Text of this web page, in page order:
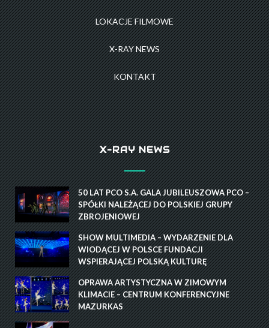
LOKACJE FILMOWE
X-RAY NEWS
KONTAKT
X-RAY NEWS
50 LAT PCO S.A. GALA JUBILEUSZOWA PCO –
SPÓŁKI NALEŻĄCEJ DO POLSKIEJ GRUPY
ZBROJENIOWEJ
SHOW MULTIMEDIA – WYDARZENIE DLA
WIODĄCEJ W POLSCE FUNDACJI
WSPIERAJĄCEJ POLSKĄ KULTURĘ
OPRAWA ARTYSTYCZNA W ZIMOWYM
KLIMACIE – CENTRUM KONFERENCYJNE
MAZURKAS